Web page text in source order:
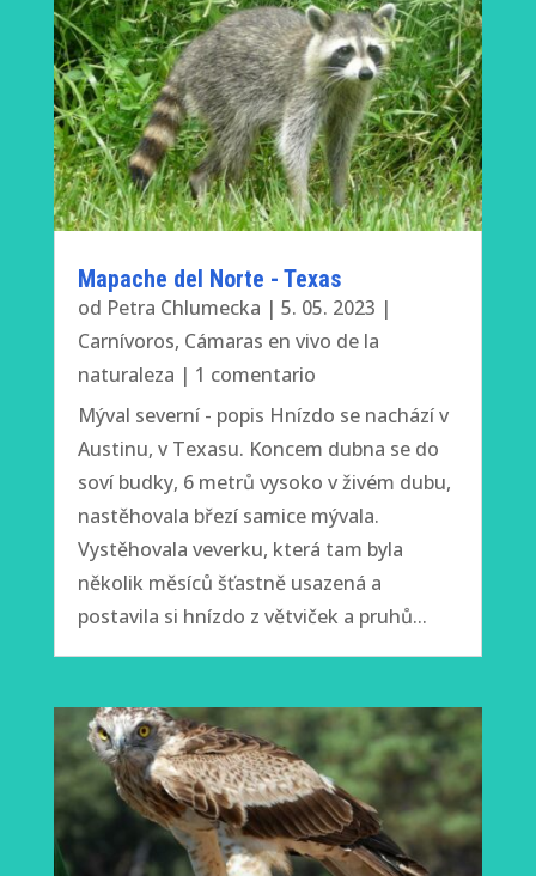
Mapache del Norte - Texas
od Petra Chlumecka | 5. 05. 2023 |
Carnívoros, Cámaras en vivo de la
naturaleza | 1 comentario
Mýval severní - popis Hnízdo se nachází v
Austinu, v Texasu. Koncem dubna se do
soví budky, 6 metrů vysoko v živém dubu,
nastěhovala březí samice mývala.
Vystěhovala veverku, která tam byla
několik měsíců šťastně usazená a
postavila si hnízdo z větviček a pruhů...